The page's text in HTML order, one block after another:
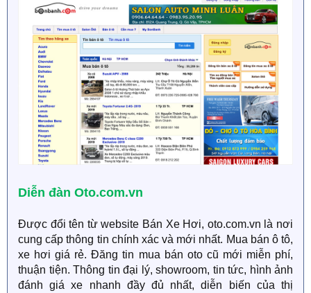
Diễn đàn Oto.com.vn
Được đổi tên từ website Bán Xe Hơi, oto.com.vn là nơi
cung cấp thông tin chính xác và mới nhất. Mua bán ô tô,
xe hơi giá rẻ. Ðăng tin mua bán oto cũ mới miễn phí,
thuận tiện. Thông tin đại lý, showroom, tin tức, hình ảnh
đánh giá xe nhanh đầy đủ nhất, diễn biến của thị